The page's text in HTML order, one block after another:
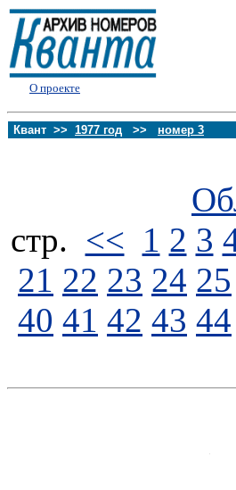
О проекте
Квант >> 1977 год >> номер 3
стp. << 1 2 3
21 22 23 24 25
40 41 42 43 44